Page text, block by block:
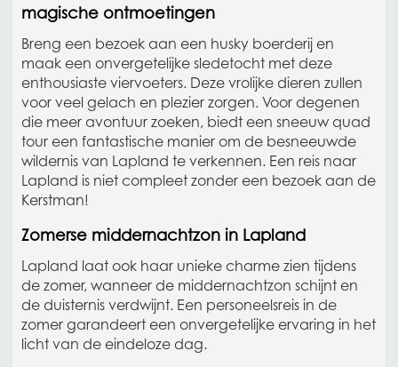
magische ontmoetingen
Breng een bezoek aan een husky boerderij en
maak een onvergetelijke sledetocht met deze
enthousiaste viervoeters. Deze vrolijke dieren zullen
voor veel gelach en plezier zorgen. Voor degenen
die meer avontuur zoeken, biedt een sneeuw quad
tour een fantastische manier om de besneeuwde
wildernis van Lapland te verkennen. Een reis naar
Lapland is niet compleet zonder een bezoek aan de
Kerstman!
Zomerse middernachtzon in Lapland
Lapland laat ook haar unieke charme zien tijdens
de zomer, wanneer de middernachtzon schijnt en
de duisternis verdwijnt. Een personeelsreis in de
zomer garandeert een onvergetelijke ervaring in het
licht van de eindeloze dag.